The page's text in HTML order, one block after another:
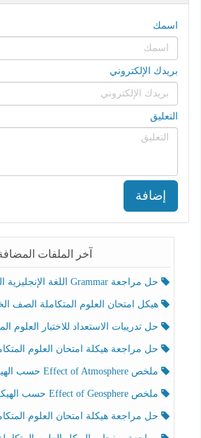
اسمك
بريدك الإلكتروني
التعليق
إضافة
آخر الملفات
حل مراجعة Grammar اللغة الإنجليزية الصف الخامس الفصل الثالث
هيكل امتحان العلوم المتكاملة الصف الخامس عام الفصل
حل تدريبات الاستعداد للاختبار العلوم المتكاملة
حل مراجعة هيكلة امتحان العلوم المتكاملة الصف
ملخص Effect of Atmosphere حسب الهيكل الوزاري العلوم المتكاملة الصف الخامس انسبير الفصل الثالث
ملخص Effect of Geosphere حسب الهيكل الوزاري العلوم المتكاملة الصف الخامس انسبير الفصل الثالث
حل مراجعة هيكلة امتحان العلوم المتكاملة الصف